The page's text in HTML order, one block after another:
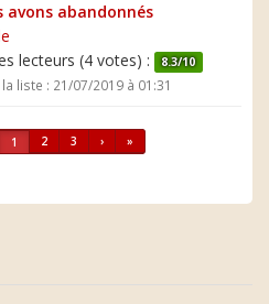
avons abandonnés
lecteurs (4 votes) :
8.3/10
liste : 21/07/2019 à 01:31
1 2 3 › »